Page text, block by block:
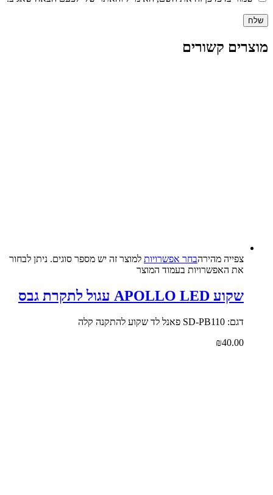
מוצרים קשורים
צפייה‬ ‫מהירה‬בחר אפשרויות למוצר זה יש מספר סוגים. ניתן לבחור
את האפשרויות בעמוד המוצר
שקוע APOLLO LED עגול לתקרת גבס
דגם: SD-PB110 פאנל לד שקוע להתקנה קלה
₪40.00